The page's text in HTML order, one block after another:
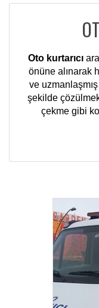
Oto kurtarıcı
önüne alınarak
ve
şekilde
çekme gibi